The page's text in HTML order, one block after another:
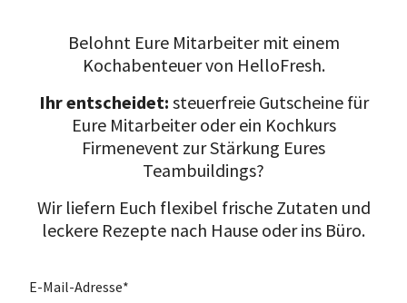
Belohnt Eure Mitarbeiter mit einem
Kochabenteuer von HelloFresh.
Ihr entscheidet: steuerfreie Gutscheine für
Eure Mitarbeiter oder ein Kochkurs
Firmenevent zur Stärkung Eures
Teambuildings?
Wir liefern Euch flexibel frische Zutaten und
leckere Rezepte nach Hause oder ins Büro.
E-Mail-Adresse*